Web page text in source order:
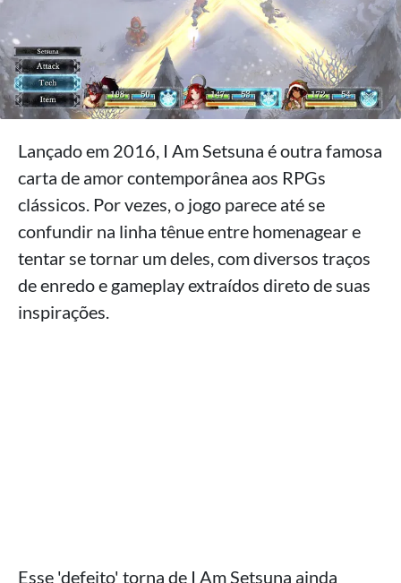
Lançado em 2016, I Am Setsuna é outra famosa
carta de amor contemporânea aos RPGs
clássicos. Por vezes, o jogo parece até se
confundir na linha tênue entre homenagear e
tentar se tornar um deles, com diversos traços
de enredo e gameplay extraídos direto de suas
inspirações.
Esse 'defeito' torna de I Am Setsuna ainda